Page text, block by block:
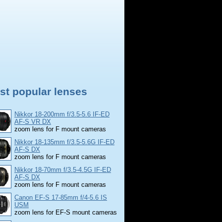
popular lenses
Nikkor 18-200mm f/3.5-5.6 IF-ED
AF-S VR DX
zoom lens for F mount cameras
Nikkor 18-135mm f/3.5-5.6G IF-ED
AF-S DX
zoom lens for F mount cameras
Nikkor 18-70mm f/3.5-4.5G IF-ED
AF-S DX
zoom lens for F mount cameras
Canon EF-S 17-85mm f/4-5.6 IS
USM
zoom lens for EF-S mount cameras